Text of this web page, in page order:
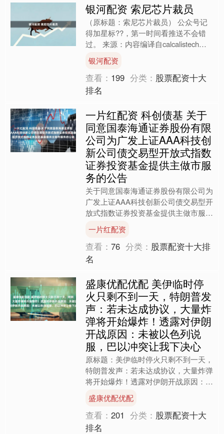
银河配资 索尼芯片裁员
（原标题：索尼芯片裁员） 公众号记
得加星标??，第一时间看推送不会错
过。 来源：内容编译自calcalistech。
据 Calcalist 了解，索尼位于以色....
银河配资
查看： 199 分类： 股票配资十大
排名
一片红配资 科创债基 关于
同意国泰海通证券股份有限
公司为广发上证AAA科技创
新公司债交易型开放式指数
证券投资基金提供主做市服
务的公告
关于同意国泰海通证券股份有限公司为
广发上证AAA科技创新公司债交易型开
放式指数证券投资基金提供主做市服务
的公告上证公告（基金）【2025】
1073号为促进广发上....
一片红配资
查看：76 分类： 股票配资十大排
名
盛康优配优配 美伊临时停
火只剩不到一天，特朗普发
声：若未达成协议，大量炸
弹将开始爆炸！透露对伊朗
开战原因：未被以色列说
服，巴以冲突让我下决心
原标题：美伊临时停火只剩不到一天，
特朗普发声：若未达成协议，大量炸弹
将开始爆炸！透露对伊朗开战原因：未
被以色列说服，巴以冲突让我下决心
据新华社，美国总统特朗普....
盛康优配优配
查看：201 分类： 股票配资十大
排名